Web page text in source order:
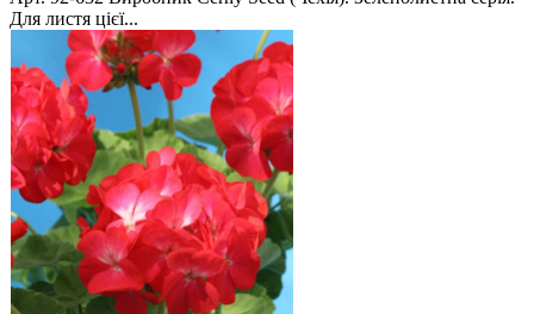
Для листя цієї...